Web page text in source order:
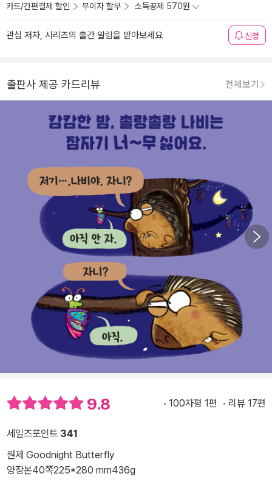
카드/간편결제 할인 무이자 할부 소득공제 570원
관심 저자, 시리즈의 출간 알림을 받아보세요 신청
출판사 제공 카드리뷰 전체보기
9.8 100자평 1편 리뷰 17편
세일즈포인트 341
원제 Goodnight Butterfly
양장본40쪽225*280 mm436g